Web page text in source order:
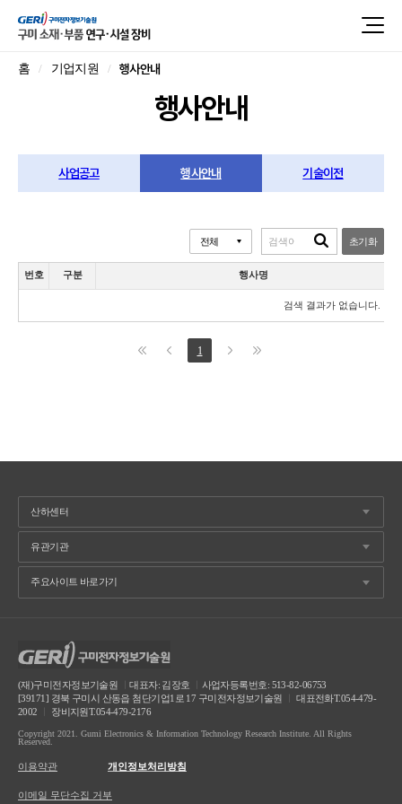
홈 기업지원 행사안내
행사안내
사업공고 행사안내 기술이전
초기화
번호 구분 행사명
검색 결과가 없습니다.
1
(재)구미전자정보기술원 ㅣ대표자: 김장호
사업자등록번호: 513-82-06753
[39171] 경북 구미시 산동읍 첨단기업1로 17 구미전자정보기술원
대표전화T.054-479-
2002
장비지원T.054-479-2176
Copyright 2021. Gumi Electronics & Information Technology Research Institute. All Rights
Reserved.
이용약관 개인정보처리방침
이메일 무단수집 거부